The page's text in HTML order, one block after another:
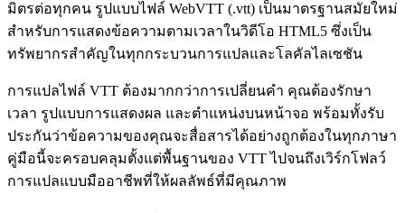
มิตรต่อทุกคน รูปแบบไฟล์ WebVTT (.vtt) เป็นมาตรฐานสมัยใหม่
สำหรับการแสดงข้อความตามเวลาในวิดีโอ HTML5 ซึ่งเป็น
ทรัพยากรสำคัญในทุกกระบวนการแปลและโลคัลไลเซชัน
การแปลไฟล์ VTT ต้องมากกว่าการเปลี่ยนคำ คุณต้องรักษา
เวลา รูปแบบการแสดงผล และตำแหน่งบนหน้าจอ พร้อมทั้งรับ
ประกันว่าข้อความของคุณจะสื่อสารได้อย่างถูกต้องในทุกภาษา
คู่มือนี้จะครอบคลุมตั้งแต่พื้นฐานของ VTT ไปจนถึงเวิร์กโฟลว์
การแปลแบบมืออาชีพที่ให้ผลลัพธ์ที่มีคุณภาพ